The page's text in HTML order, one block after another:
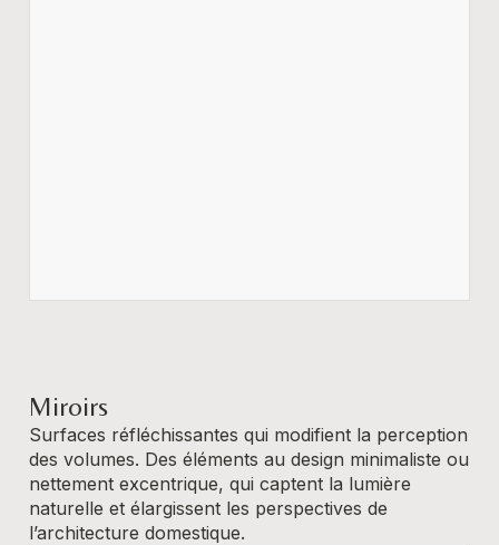
Miroirs
Surfaces réfléchissantes qui modifient la perception
des volumes. Des éléments au design minimaliste ou
nettement excentrique, qui captent la lumière
naturelle et élargissent les perspectives de
l’architecture domestique.